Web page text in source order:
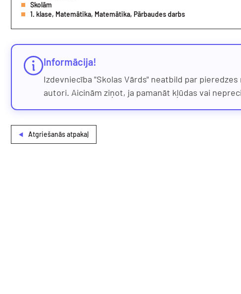
Skolām
1. klase, Matemātika, Matemātika, Pārbaudes darbs
Informācija!
Izdevniecība "Skolas Vārds" neatbild par
autori. Aicinām ziņot, ja pamanāt kļūdas vai
Atgriešanās atpakaļ